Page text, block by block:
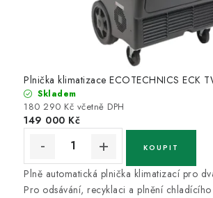
Plnička klimatizace ECOTECHNICS ECK
Skladem
180 290 Kč včetně DPH
149 000 Kč
Plně automatická plnička klimatizací pro
Pro odsávání, recyklaci a plnění chladícího